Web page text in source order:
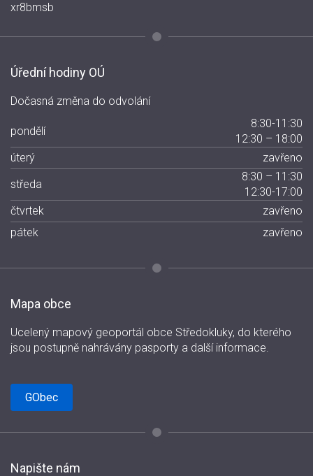
xr8bmsb
Úřední hodiny OÚ
Dočasná změna do odvolání
pondělí
8:30-11:30
12:30 – 18:00
úterý
zavřeno
středa
8:30 – 11:30
12:30-17:00
čtvrtek
zavřeno
pátek
zavřeno
Mapa obce
Ucelený mapový geoportál obce Středokluky, do kterého
jsou postupně nahrávány pasporty a další informace.
GObec
Napište nám